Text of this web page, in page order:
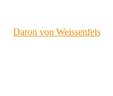
Daron von Weissenfels